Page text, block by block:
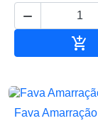


Fava Amarração